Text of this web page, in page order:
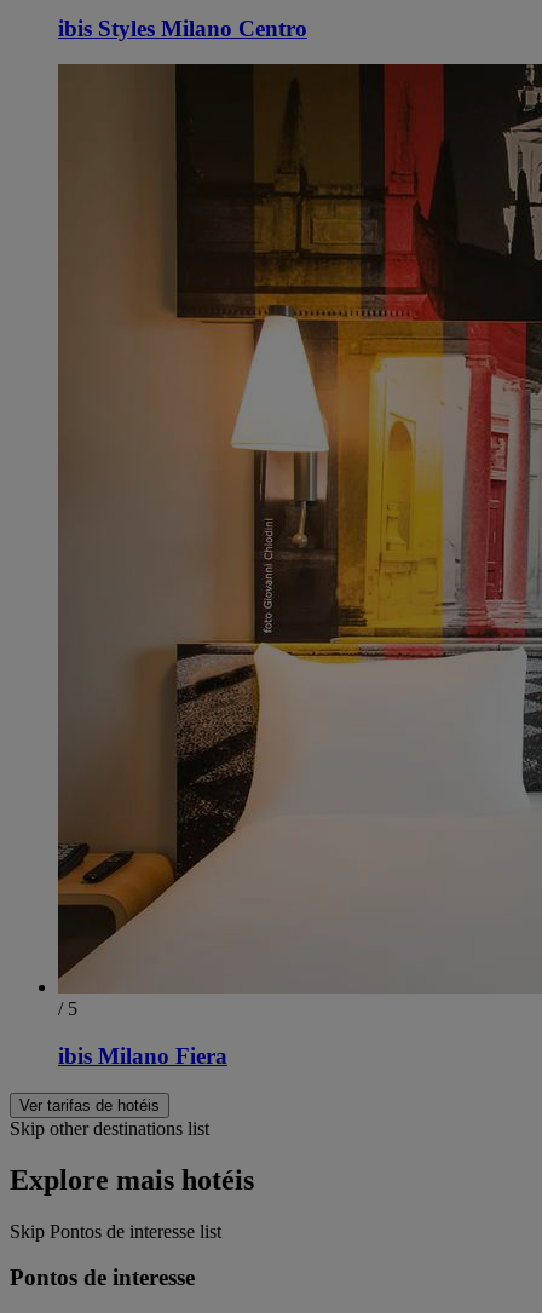
ibis Styles Milano Centro
/ 5
ibis Milano Fiera
Ver tarifas de hotéis
Skip other destinations list
Explore mais hotéis
Skip Pontos de interesse list
Pontos de interesse